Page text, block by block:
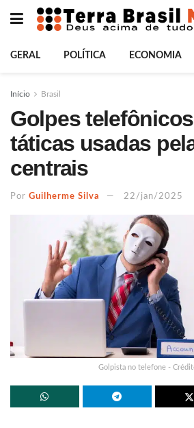
GERAL POLÍTICA ECONOMIA
Início Brasil
Golpes
táticas usadas
centrais
Por Guilherme Silva 22/jan/2025
Golpista no telefone -